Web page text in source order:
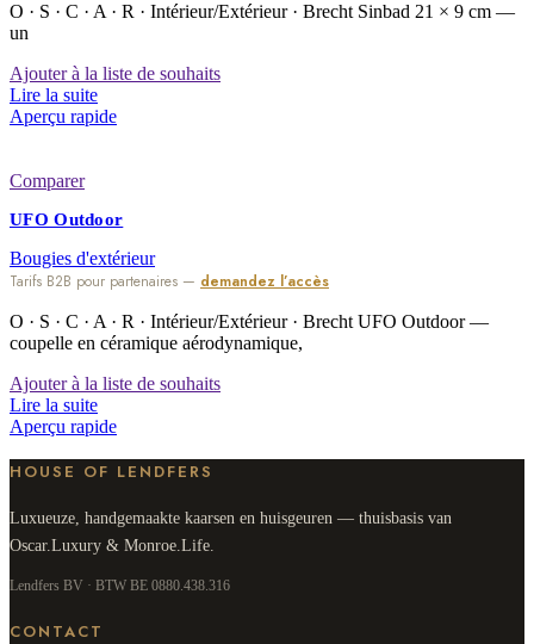
O · S · C · A · R · Intérieur/Extérieur · Brecht Sinbad 21 × 9 cm —
un
Ajouter à la liste de souhaits
Lire la suite
Aperçu rapide
Comparer
UFO Outdoor
Bougies d'extérieur
Tarifs B2B pour partenaires — demandez l’accès
O · S · C · A · R · Intérieur/Extérieur · Brecht UFO Outdoor —
coupelle en céramique aérodynamique,
Ajouter à la liste de souhaits
Lire la suite
Aperçu rapide
HOUSE OF LENDFERS
Luxueuze, handgemaakte kaarsen en huisgeuren — thuisbasis van
Oscar.Luxury & Monroe.Life.
Lendfers BV · BTW BE 0880.438.316
CONTACT